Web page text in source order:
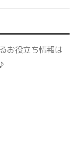
お役立ち情報は